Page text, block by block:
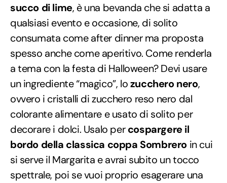
succo di lime, è una bevanda che si adatta a
qualsiasi evento e occasione, di solito
consumata come after dinner ma proposta
spesso anche come aperitivo. Come renderla
a tema con la festa di Halloween? Devi usare
un ingrediente “magico”, lozucchero nero,
ovvero i cristalli di zucchero reso nero dal
colorante alimentare e usato di solito per
decorare i dolci. Usalo percospargere il
bordo della classica coppa Sombrero in cui
si serve il Margarita e avrai subito un tocco
spettrale, poi se vuoi proprio esagerare una